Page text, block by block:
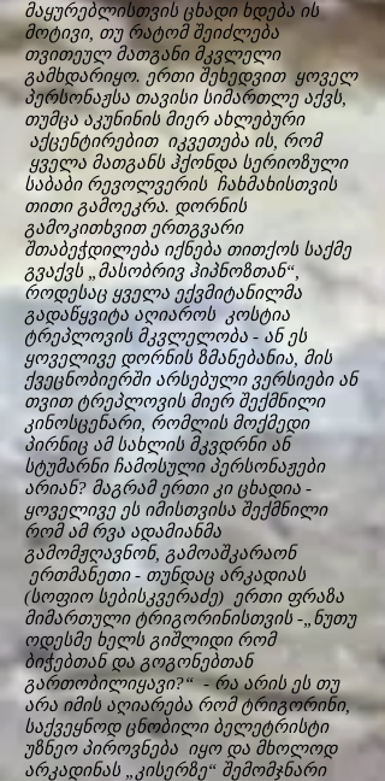
მაყურებლისთვის ცხადი ხდება ის
მოტივი, თუ რატომ შეიძლება
თვითეულ მათგანი მკვლელი
გამხდარიყო. ერთი შეხედვით ყოველ
პერსონაჟსა თავისი სიმართლე აქვს,
თუმცა აკუნინის მიერ ახლებური
აქცენტირებით იკვეთება ის, რომ
ყველა მათგანს ჰქონდა სერიოზული
საბაბი რევოლვერის ჩახმახისთვის
თითი გამოეკრა. დორნის
გამოკითხვით ერთგვარი
შთაბეჭდილება იქნება თითქოს საქმე
გვაქვს „მასობრივ ჰიპნოზთან“,
როდესაც ყველა ექვმიტანილმა
გადაწყვიტა აღიაროს კოსტია
ტრეპლოვის მკვლელობა - ან ეს
ყოველივე დორნის ზმანებანია, მის
ქვეცნობიერში არსებული ვერსიები ან
თვით ტრეპლოვის მიერ შექმნილი
კინოსცენარი, რომლის მოქმედი
პირნიც ამ სახლის მკვდრნი ან
სტუმარნი ჩამოსული პერსონაჟები
არიან? მაგრამ ერთი კი ცხადია -
ყოველივე ეს იმისთვისა შექმნილი
რომ ამ რვა ადამიანმა
გამომჟღავნონ, გამოაშკარაონ
ერთმანეთი - თუნდაც არკადიას
(სოფიო სებისკვერაძე) ერთი ფრაზა
მიმართული ტრიგორინისთვის -„ნუთუ
ოდესმე ხელს გიშლიდი რომ
ბიჭებთან და გოგონებთან
გართობილიყავი?“ - რა არის ეს თუ
არა იმის აღიარება რომ ტრიგორინი,
საქვეყნოდ ცნობილი ბელეტრისტი
უზნეო პიროვნება იყო და მხოლოდ
არკადინას „კისერზე“ შემომჯნარი